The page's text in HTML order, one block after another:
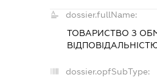
dossier.fullName:
ТОВАРИСТВО З
dossier.opfSubType: